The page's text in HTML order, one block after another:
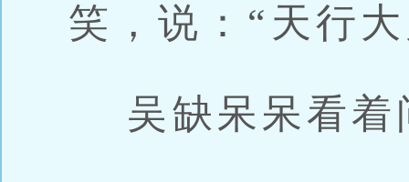
笑，说：“天行
吴缺呆呆看着